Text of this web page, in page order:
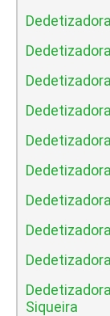
Siqueira